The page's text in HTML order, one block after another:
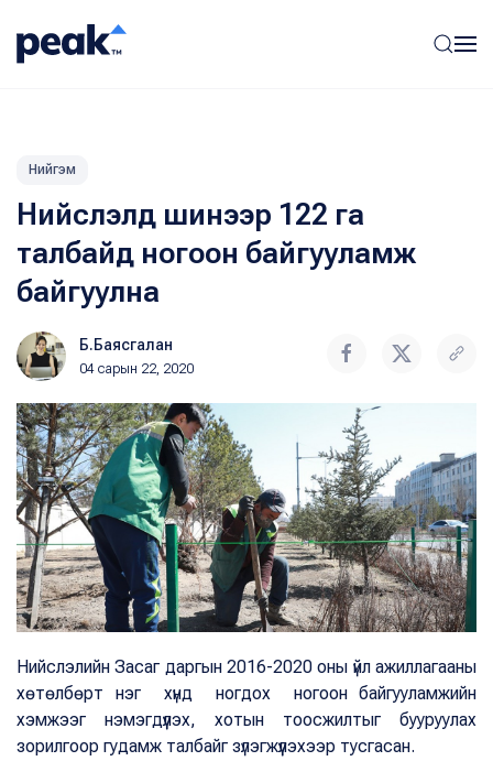
Нийгэм
Нийслэлд шинээр 122 га
талбайд ногоон байгууламж
байгуулна
Б.Баясгалан
04 сарын 22, 2020
Нийслэлийн Засаг даргын 2016-2020 оны үйл ажиллагааны
хөтөлбөрт нэг хүнд ногдох ногоон байгууламжийн
хэмжээг нэмэгдүүлэх, хотын тоосжилтыг бууруулах
зорилгоор гудамж талбайг зүлэгжүүлэхээр тусгасан.